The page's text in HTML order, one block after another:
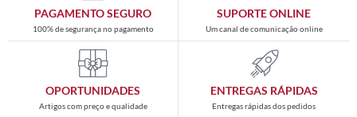
PAGAMENTO SEGURO
100% de segurança no pagamento
SUPORTE ONLINE
Um canal de comunicação online
OPORTUNIDADES
Artigos com preço e qualidade
ENTREGAS RÁPIDAS
Entregas rápidas dos pedidos